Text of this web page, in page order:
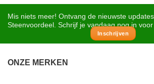
Mis niets meer! Ontvang de nieuwste
Steenvoordeel. Schrijf je vandaag nog in
Inschrijven
ONZE MERKEN